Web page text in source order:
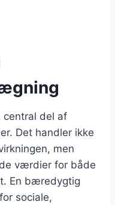
del af
Det handler ikke
men
værdier for både
En bæredygtig
sociale,